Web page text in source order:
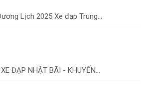
Lịch 2025 Xe đạp Trung...
ĐẠP NHẬT BÃI - KHUYẾN...